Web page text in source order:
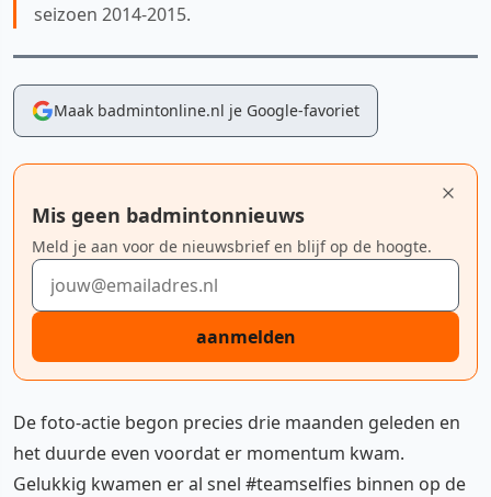
seizoen 2014-2015.
Maak badmintonline.nl je Google-favoriet
Mis geen badmintonnieuws
Meld je aan voor de nieuwsbrief en blijf op de hoogte.
E-mailadres
aanmelden
De foto-actie begon precies drie maanden geleden en
het duurde even voordat er momentum kwam.
Gelukkig kwamen er al snel #teamselfies binnen op de